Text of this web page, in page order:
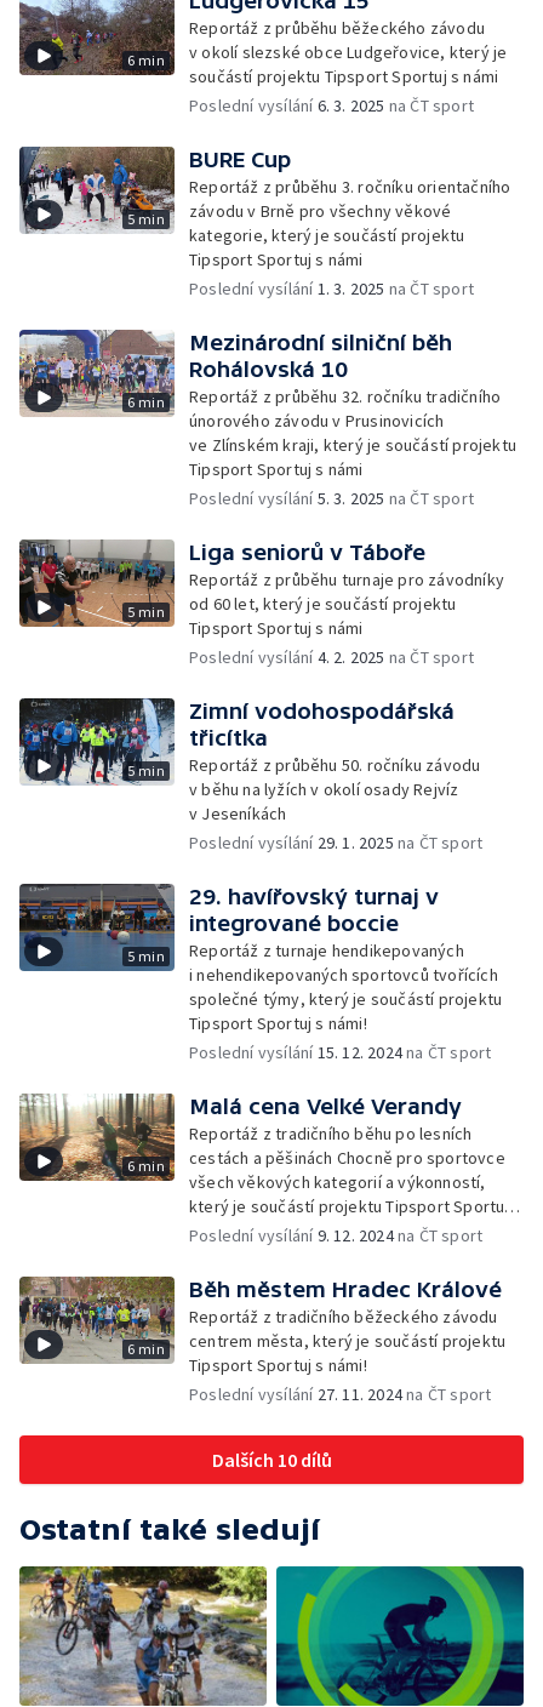
6 min
Reportáž z průběhu běžeckého závodu
v okolí slezské obce Ludgeřovice, který je
součástí projektu Tipsport Sportuj s námi
Poslední vysílání6. 3. 2025 na ČT sport
5 min
BURE Cup
Reportáž z průběhu 3. ročníku orientačního
závodu v Brně pro všechny věkové
kategorie, který je součástí projektu
Tipsport Sportuj s námi
Poslední vysílání1. 3. 2025 na ČT sport
6 min
Mezinárodní silniční běh
Rohálovská 10
Reportáž z průběhu 32. ročníku tradičního
únorového závodu v Prusinovicích
ve Zlínském kraji, který je součástí projektu
Tipsport Sportuj s námi
Poslední vysílání5. 3. 2025 na ČT sport
5 min
Liga seniorů v Táboře
Reportáž z průběhu turnaje pro závodníky
od 60 let, který je součástí projektu
Tipsport Sportuj s námi
Poslední vysílání4. 2. 2025 na ČT sport
5 min
Zimní vodohospodářská
třicítka
Reportáž z průběhu 50. ročníku závodu
v běhu na lyžích v okolí osady Rejvíz
v Jeseníkách
Poslední vysílání 29. 1. 2025 na ČT sport
5 min
29. havířovský turnaj v
integrované boccie
Reportáž z turnaje hendikepovaných
i nehendikepovaných sportovců tvořících
společné týmy, který je součástí projektu
Tipsport Sportuj s námi!
Poslední vysílání15. 12. 2024na ČT sport
6 min
Malá cena Velké Verandy
Reportáž z tradičního běhu po lesních
cestách a pěšinách Chocně pro sportovce
všech věkových kategorií a výkonností,
který je součástí projektu Tipsport Sportuj
s námi!
Poslední vysílání9. 12. 2024na ČT sport
6 min
Běh městem Hradec Králové
Reportáž z tradičního běžeckého závodu
centrem města, který je součástí projektu
Tipsport Sportuj s námi!
Poslední vysílání 27. 11. 2024na ČT sport
Dalších 10 dílů
Ostatní také sledují